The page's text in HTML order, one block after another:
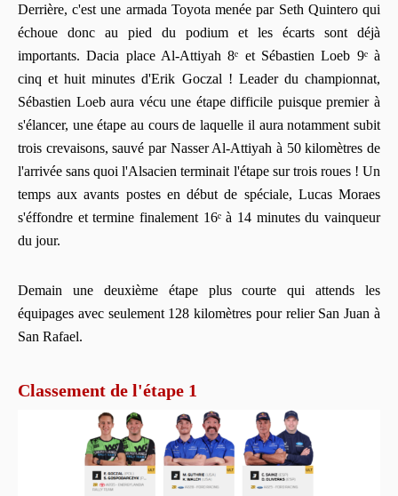
Derrière, c'est une armada Toyota menée par Seth Quintero qui
échoue donc au pied du podium et les écarts sont déjà
importants. Dacia place Al-Attiyah 8ᵉ et Sébastien Loeb 9ᵉ à
cinq et huit minutes d'Erik Goczal ! Leader du championnat,
Sébastien Loeb aura vécu une étape difficile puisque premier à
s'élancer, une étape au cours de laquelle il aura notamment subit
trois crevaisons, sauvé par Nasser Al-Attiyah à 50 kilomètres de
l'arrivée sans quoi l'Alsacien terminait l'étape sur trois roues ! Un
temps aux avants postes en début de spéciale, Lucas Moraes
s'éffondre et termine finalement 16ᵉ à 14 minutes du vainqueur
du jour.
Demain une deuxième étape plus courte qui attends les
équipages avec seulement 128 kilomètres pour relier San Juan à
San Rafael.
Classement de l'étape 1